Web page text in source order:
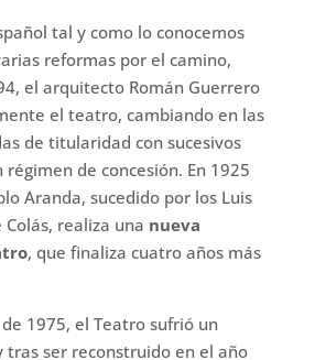
tal y como lo conocemos
reformas por el camino,
el arquitecto Román Guerrero
el teatro, cambiando en las
de titularidad con sucesivos
de concesión. En 1925
Aranda, sucedido por los Luis
realiza una nueva
, que finaliza cuatro años más
1975, el Teatro sufrió un
tras ser reconstruido en el año